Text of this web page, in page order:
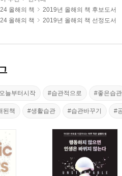
올해의 책
2019년 올해의 책 후보도서
올해의 책 2019년 올해의 책 선정도서
늘부터시작 #습관적으로 #좋은습관
된책 #생활습관 #습관바꾸기 #